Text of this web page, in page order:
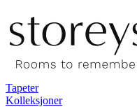
Tapeter
Kolleksjoner